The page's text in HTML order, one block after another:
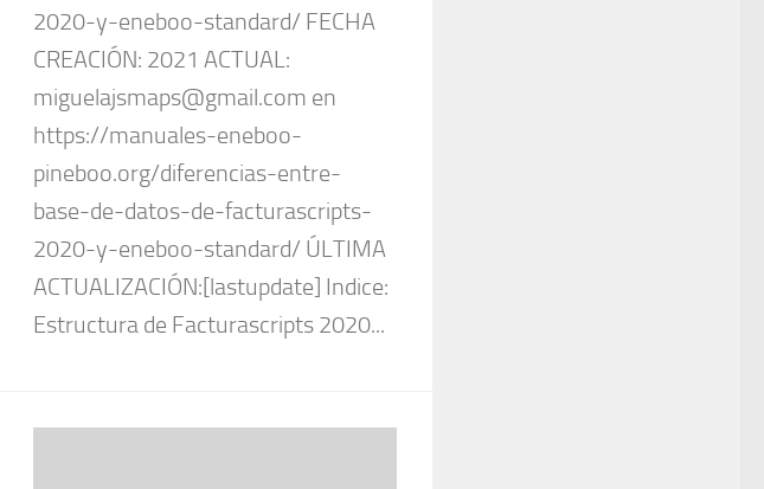
2020-y-eneboo-standard/ FECHA
CREACIÓN: 2021 ACTUAL:
miguelajsmaps@gmail.com en
https://manuales-eneboo-
pineboo.org/diferencias-entre-
base-de-datos-de-facturascripts-
2020-y-eneboo-standard/ ÚLTIMA
ACTUALIZACIÓN:[lastupdate] Indice:
Estructura de Facturascripts 2020...